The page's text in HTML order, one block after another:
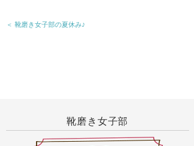
＜ 靴磨き女子部の夏休み♪
靴磨き女子部